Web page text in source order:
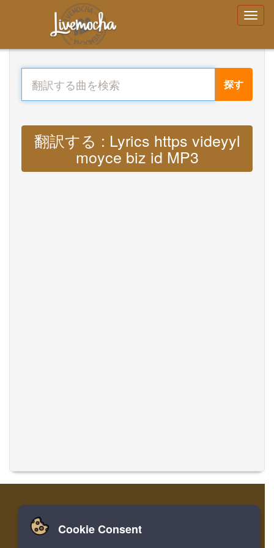
探す
翻訳する : Lyrics https videyyl
moyce biz id MP3
家 ログイン 登録
Cookie Consent